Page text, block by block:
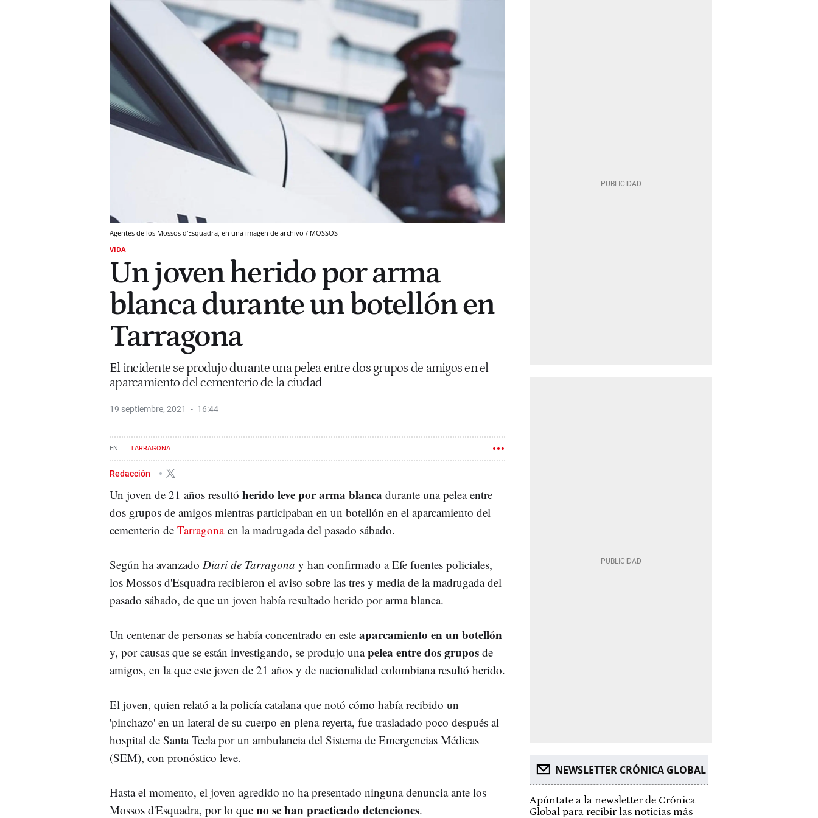
Agentes de los Mossos d'Esquadra, en una imagen de archivo / MOSSOS
VIDA
Un joven herido por arma
blanca durante un botellón en
Tarragona
El incidente se produjo durante una pelea entre dos grupos de amigos en el
aparcamiento del cementerio de la ciudad
19 septiembre, 2021 16:44
TARRAGONA
Redacción
Un joven de 21 años resultó herido leve por arma blanca durante una pelea entre
dos grupos de amigos mientras participaban en un botellón en el aparcamiento del
cementerio de Tarragonaen la madrugada del pasado sábado.
Según ha avanzado Diari de Tarragona y han confirmado a Efe fuentes policiales,
los Mossos d'Esquadra recibieron el aviso sobre las tres y media de la madrugada del
pasado sábado, de que un joven había resultado herido por arma blanca.
Un centenar de personas se había concentrado en este aparcamiento en un botellón
y, por causas que se están investigando, se produjo unapelea entre dos grupos de
amigos, en la que este joven de 21 años y de nacionalidad colombiana resultó herido.
El joven, quien relató a la policía catalana que notó cómo había recibido un
'pinchazo' en un lateral de su cuerpo en plena reyerta, fue trasladado poco después al
hospital de Santa Tecla por un ambulancia del Sistema de Emergencias Médicas
(SEM), con pronóstico leve.
Hasta el momento, el joven agredido no ha presentado ninguna denuncia ante los
Mossos d'Esquadra, por lo que no se han practicado detenciones.
NEWSLETTER CRÓNICA GLOBAL
Apúntate a la newsletter de Crónica
Global para recibir las noticias más